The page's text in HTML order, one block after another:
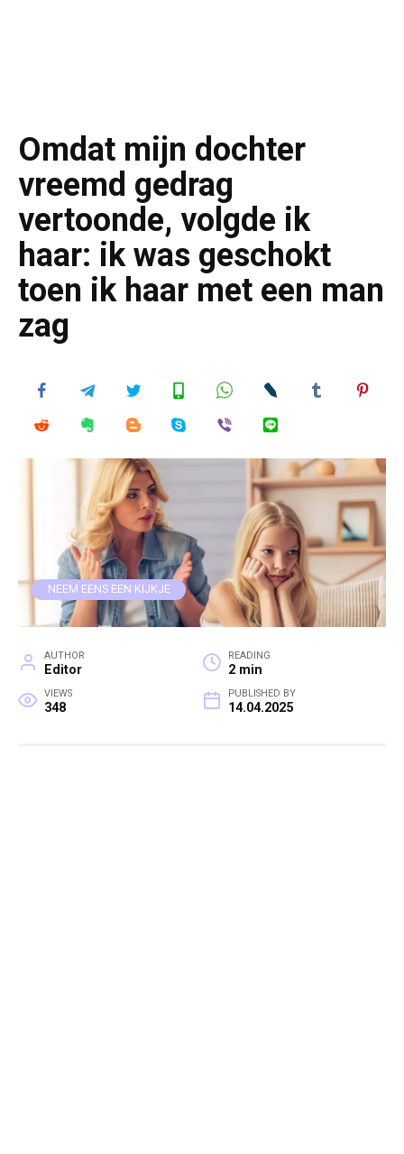
Omdat mijn dochter
vreemd gedrag
vertoonde, volgde ik
haar: ik was geschokt
toen ik haar met een man
zag
NEEM EENS EEN KIJKJE
AUTHOR
Editor
READING
2 min
VIEWS
348
PUBLISHED BY
14.04.2025